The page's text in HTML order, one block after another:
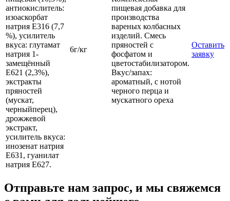
антиокислитель:
изоаскорбат
натрия E316 (7,7
%), усилитель
вкуса: глутамат
натрия 1-
замещённый
E621 (2,3%),
экстракты
пряностей
(мускат,
черныйперец),
дрожжевой
экстракт,
усилитель вкуса:
инозенат натрия
E631, гуанилат
натрия E627.
6г/кг
пищевая добавка для
производства
вареных колбасных
изделий. Смесь
пряностей с
фосфатом и
цветостабилизатором.
Вкус/запах:
ароматный, с нотой
черного перца и
мускатного ореха
Оставить
заявку
Отправьте нам запрос, и мы свяжемся